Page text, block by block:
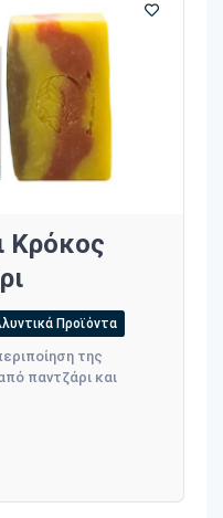
Κρόκος
Προϊόντα
της
παντζάρι και